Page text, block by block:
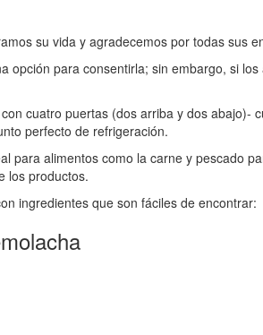
su vida y agradecemos por todas sus
opción para consentirla; sin embargo, si
cuatro puertas (dos arriba y dos
perfecto de refrigeración.
para alimentos como la carne y pescado
los productos.
ingredientes que son fáciles de encontrar: